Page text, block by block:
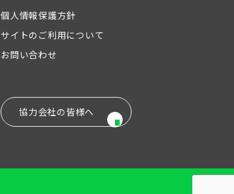
個人情報保護方針
サイトのご利用について
お問い合わせ
協力会社の皆様へ